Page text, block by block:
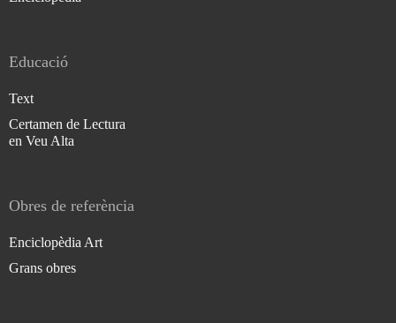
Educació
Text
Certamen de Lectura
en Veu Alta
Obres de referència
Enciclopèdia Art
Grans obres